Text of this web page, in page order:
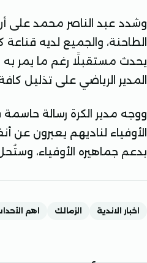
وشدد عبد الناصر محمد على أن
الطاحنة، والجميع لديه
يحدث مستقبلًا رغم ما يمر به
المدير الرياضي على تذليل
ووجه مدير الكرة رسالة حاسمة
الأوفياء لناديهم يعبرون
بدعم جماهيره الأوفياء،
اخبار الاندية الزمالك اهم